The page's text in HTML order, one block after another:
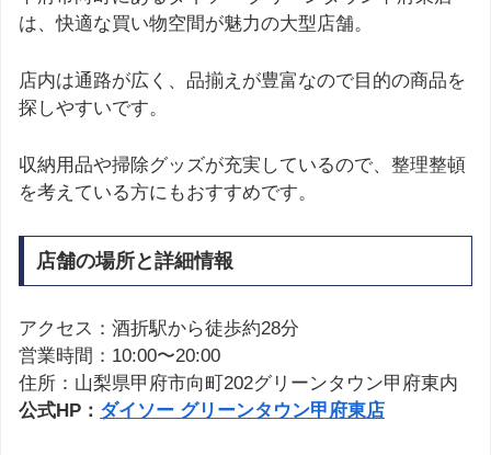
は、快適な買い物空間が魅力の大型店舗。
店内は通路が広く、品揃えが豊富なので目的の商品を
探しやすいです。
収納用品や掃除グッズが充実しているので、整理整頓
を考えている方にもおすすめです。
店舗の場所と詳細情報
アクセス：酒折駅から徒歩約28分
営業時間：10:00〜20:00
住所：山梨県甲府市向町202グリーンタウン甲府東内
公式HP： ダイソー グリーンタウン甲府東店